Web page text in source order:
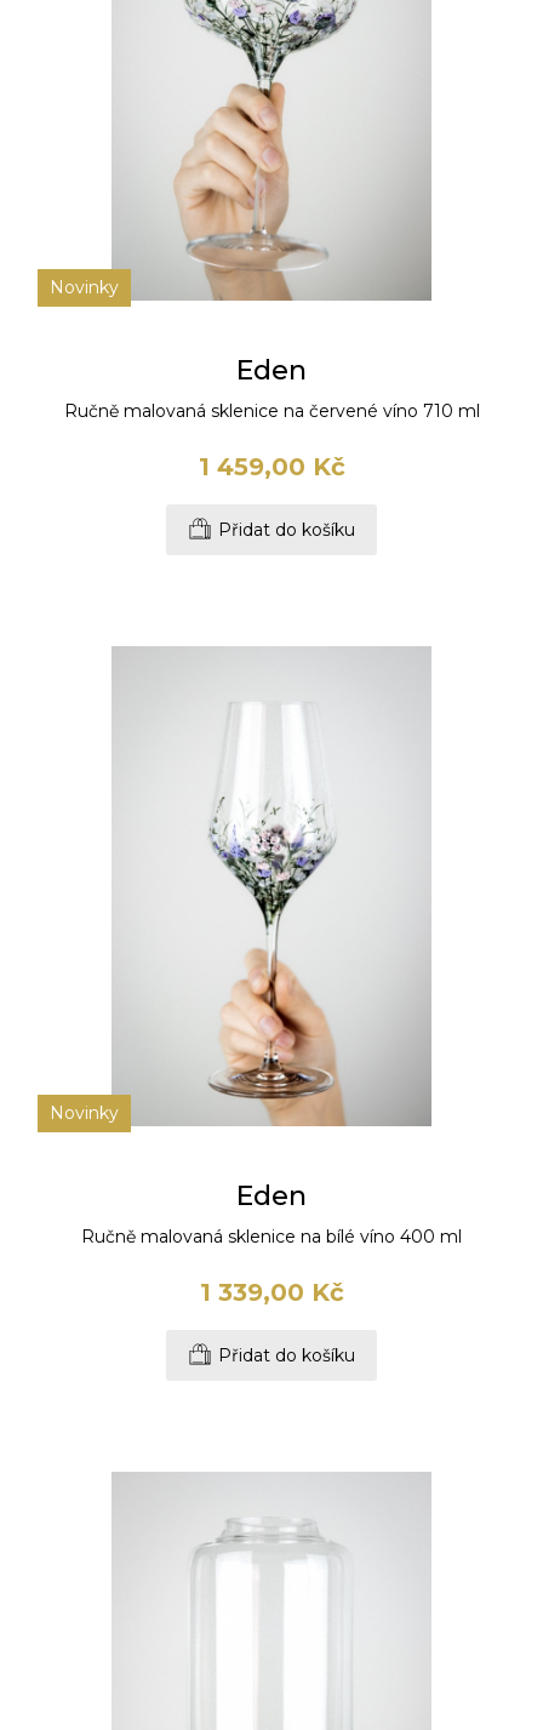
Novinky
Eden
Ručně malovaná sklenice na červené víno 710 ml
1 459,00 Kč
Přidat do košíku
Novinky
Eden
Ručně malovaná sklenice na bílé víno 400 ml
1 339,00 Kč
Přidat do košíku